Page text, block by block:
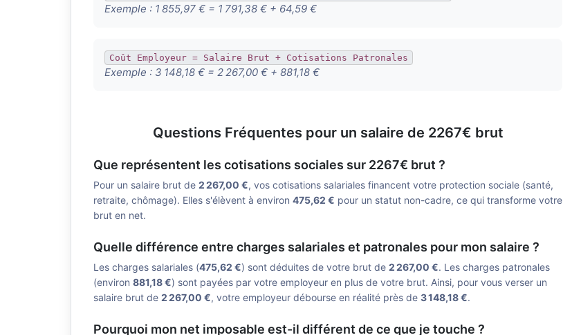
Exemple : 1 855,97 € = 1 791,38 € + 64,59 €
Coût Employeur = Salaire Brut + Cotisations Patronales
Exemple : 3 148,18 € = 2 267,00 € + 881,18 €
Questions Fréquentes pour un salaire de 2267€ brut
Que représentent les cotisations sociales sur 2267€ brut ?
Pour un salaire brut de 2 267,00 €, vos cotisations salariales financent votre protection sociale (santé,
retraite, chômage). Elles s'élèvent à environ 475,62 € pour un statut non-cadre, ce qui transforme votre
brut en net.
Quelle différence entre charges salariales et patronales pour mon salaire ?
Les charges salariales (475,62 €) sont déduites de votre brut de 2 267,00 €. Les charges patronales
(environ 881,18 €) sont payées par votre employeur en plus de votre brut. Ainsi, pour vous verser un
salaire brut de 2 267,00 €, votre employeur débourse en réalité près de 3 148,18 €.
Pourquoi mon net imposable est-il différent de ce que je touche ?